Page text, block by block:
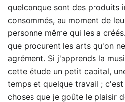
quelconque sont des produits
consommés, au moment de
personne même qui les a
que procurent les arts qu'on
agrément. Si j'apprends la
cette étude un petit capital,
temps et quelque travail ;
choses que je goûte le plaisir